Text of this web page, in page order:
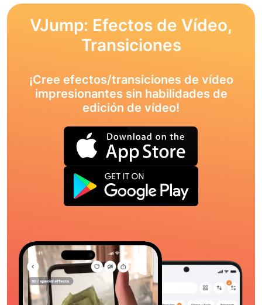
VJump: Efectos de Vídeo,
Transiciones
¡Cree efectos/transiciones de vídeo
impresionantes sin habilidades de
edición de vídeo!